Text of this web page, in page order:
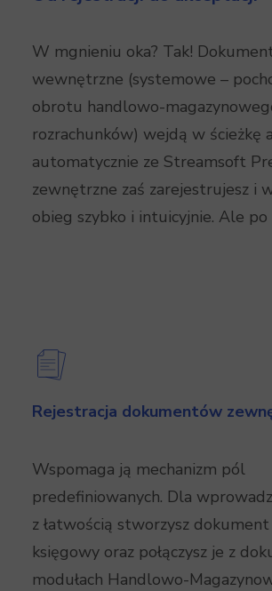
W mgnieniu oka? Tak!
wewnętrzne (systemowe –
obrotu handlowo-
rozrachunków) wejdą w ścieżkę
automatycznie ze Streamsoft
zewnętrzne zaś zarejestrujesz i
obieg szybko i intuicyjnie. Ale
Rejestracja dokumentów
Wspomaga ją mechanizm pól
predefiniowanych. Dla
z łatwością stworzysz
księgowy oraz połączysz je z
modułach Handlowo-